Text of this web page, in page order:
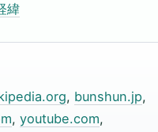
緯
, bunshun.jp,
, youtube.com,